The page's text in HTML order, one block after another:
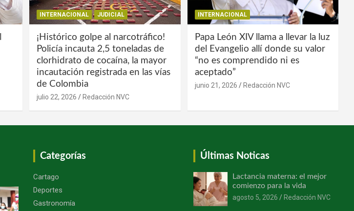
INTERNACIONAL JUDICIAL
¡Histórico golpe al narcotráfico!
Policía incauta 2,5 toneladas de
clorhidrato de cocaína, la mayor
incautación registrada en las vías
de Colombia
julio 22, 2026 Redacción NVC
INTERNACIONAL
Papa León XIV llama a llevar la luz
del Evangelio allí donde su valor
“no es comprendido ni es
aceptado”
junio 21, 2026 Redacción NVC
Categorías
Cartago
Deportes
Gastronomía
Últimas Noticas
Lactancia materna: el mejor
comienzo para la vida
agosto 5, 2026
Redacción NVC